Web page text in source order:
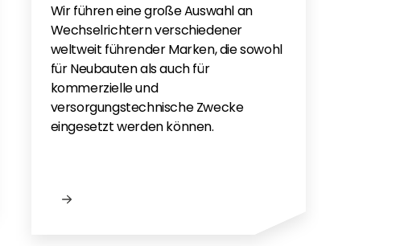
Wir führen eine große Auswahl an
Wechselrichtern verschiedener
weltweit führender Marken, die sowohl
für Neubauten als auch für
kommerzielle und
versorgungstechnische Zwecke
eingesetzt werden können.